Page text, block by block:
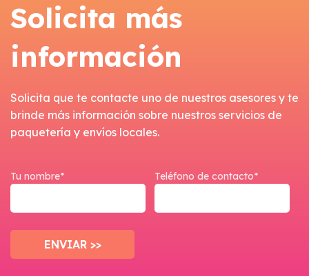
Solicita más
información
Solicita que te contacte uno de nuestros asesores y te
brinde más información sobre nuestros servicios de
paquetería y envíos locales.
Tu nombre* Teléfono de contacto*